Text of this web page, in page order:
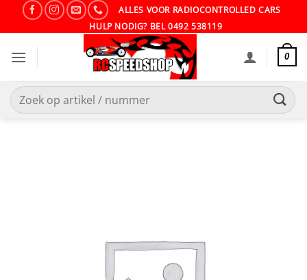
ALLES VOOR RADIOCONTROLLED CARS
HULP NODIG? BEL 0492 538119
0
Zoeken
naar: